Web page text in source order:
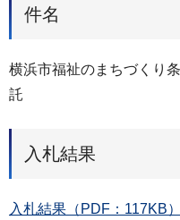
件名
横浜市福祉のまちづくり
託
入札結果
入札結果（PDF：117KB）